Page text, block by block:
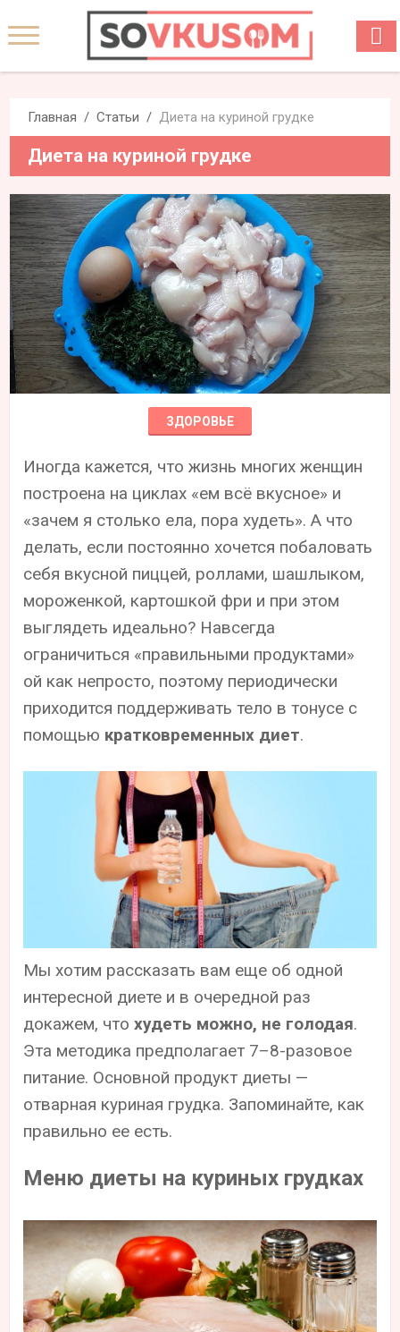
Главная Статьи Диета на куриной грудке
Диета на куриной грудке
ЗДОРОВЬЕ
Иногда кажется, что жизнь многих женщин
построена на циклах «ем всё вкусное» и
«зачем я столько ела, пора худеть». А что
делать, если постоянно хочется побаловать
себя вкусной пиццей, роллами, шашлыком,
мороженкой, картошкой фри и при этом
выглядеть идеально? Навсегда
ограничиться «правильными продуктами»
ой как непросто, поэтому периодически
приходится поддерживать тело в тонусе с
помощью кратковременных диет.
Мы хотим рассказать вам еще об одной
интересной диете и в очередной раз
докажем, чтохудеть можно, не голодая.
Эта методика предполагает 7–8-разовое
питание. Основной продукт диеты —
отварная куриная грудка. Запоминайте, как
правильно ее есть.
Меню диеты на куриных грудках